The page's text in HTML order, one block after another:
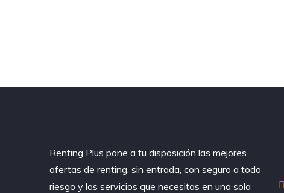
Renting Plus pone a tu disposición las mejores
ofertas de renting, sin entrada, con seguro a todo
riesgo y los servicios que necesitas en una sola